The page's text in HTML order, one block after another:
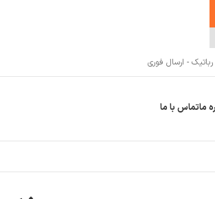
- ارسال فوری
ماتماس با ما